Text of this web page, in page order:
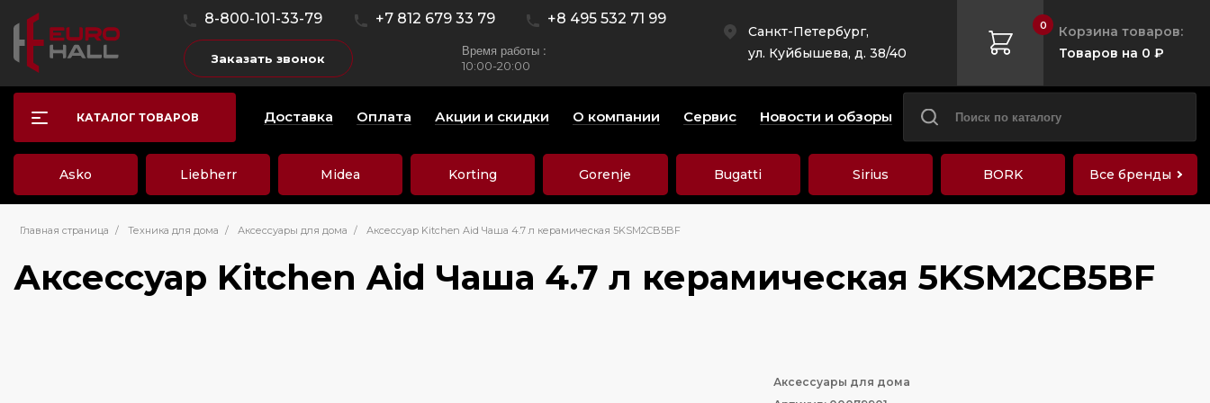
8-800-101-33-79 +7 812 679 33 79 +8 495 532 71 99
Заказать звонок Время работы :
10:00-20:00
Санкт-Петербург,
ул. Куйбышева, д. 38/40
0
Корзина товаров:
Товаров на 0 ₽
КАТАЛОГ ТОВАРОВ Доставка Оплата Акции и скидки О компании Сервис Новости и обзоры
Asko Liebherr Midea Korting Gorenje Bugatti Sirius BORK Все бренды
Главная страница / Техника для дома / Аксессуары для дома / Аксессуар Kitchen Aid Чаша 4.7 л керамическая 5KSM2CB5BF
Аксессуар Kitchen Aid Чаша 4.7 л керамическая 5KSM2CB5BF
Аксессуары для дома